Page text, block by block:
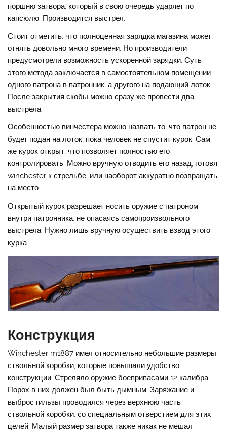
поршню затвора, который в свою очередь ударяет по
капсюлю. Производится выстрел.
Стоит отметить, что полноценная зарядка магазина может
отнять довольно много времени. Но производители
предусмотрели возможность ускоренной зарядки. Суть
этого метода заключается в самостоятельном помещении
одного патрона в патронник, а другого на подающий лоток.
После закрытия скобы можно сразу же провести два
выстрела.
Особенностью винчестера можно назвать то, что патрон не
будет подан на лоток, пока человек не спустит курок. Сам
же курок открыт, что позволяет полностью его
контролировать. Можно вручную отводить его назад, готовя
winchester к стрельбе, или наоборот аккуратно возвращать
на место.
Открытый курок разрешает носить оружие с патроном
внутри патронника, не опасаясь самопроизвольного
выстрела. Нужно лишь вручную осуществить взвод этого
курка.
Конструкция
Winchester m1887 имел относительно небольшие размеры
ствольной коробки, которые повышали удобство
конструкции. Стреляло оружие боеприпасами 12 калибра.
Порох в них должен был быть дымным. Заряжание и
выброс гильзы проводился через верхнюю часть
ствольной коробки, со специальным отверстием для этих
целей. Малый размер затвора также никак не мешал